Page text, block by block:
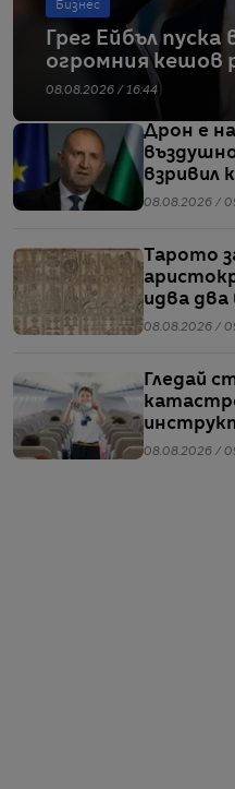
Бизнес
Грег Ейбъл
огромния кешов
08.08.2026 / 16:44
Дрон е
взривил
Радев
08.08.2026 /
Тарото
идва два
08.08.2026 /
Гледай
08.08.2026 /